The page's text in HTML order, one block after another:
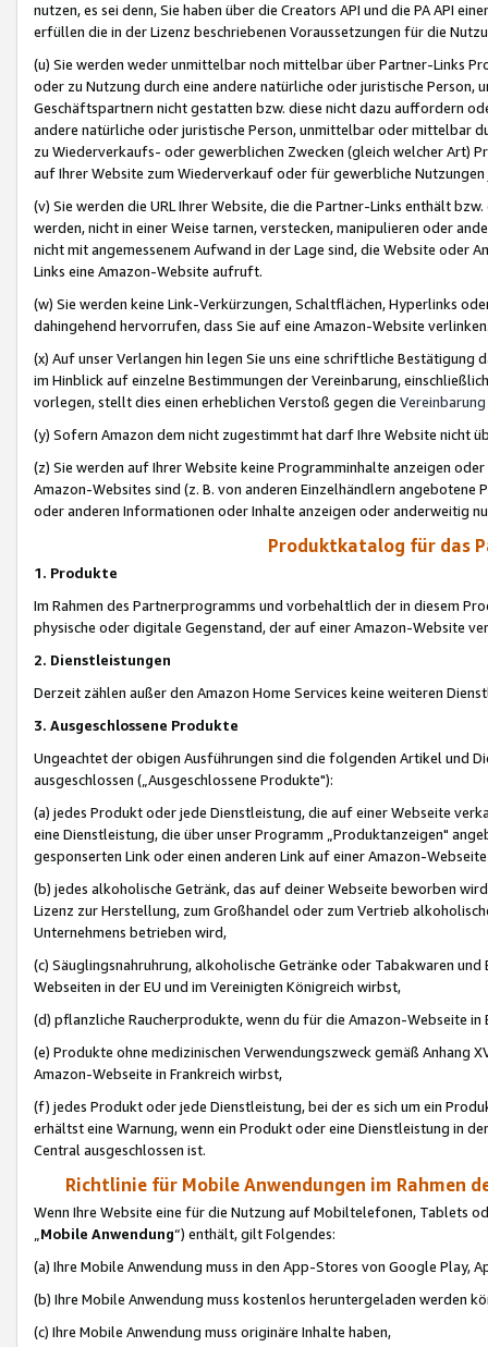
nutzen, es sei denn, Sie haben über die Creators API und die PA API
erfüllen die in der Lizenz beschriebenen Voraussetzungen für die
(u) Sie werden weder unmittelbar noch mittelbar über Partner-Links
oder zu Nutzung durch eine andere natürliche oder juristische
Geschäftspartnern nicht gestatten bzw. diese nicht dazu auffordern
andere natürliche oder juristische Person, unmittelbar oder mittelbar
zu Wiederverkaufs- oder gewerblichen Zwecken (gleich welcher Art)
auf Ihrer Website zum Wiederverkauf oder für gewerbliche
(v) Sie werden die URL Ihrer Website, die die Partner-Links enthält
werden, nicht in einer Weise tarnen, verstecken, manipulieren oder
nicht mit angemessenem Aufwand in der Lage sind, die Website oder
Links eine Amazon-Website aufruft.
(w) Sie werden keine Link-Verkürzungen, Schaltflächen, Hyperlinks
dahingehend hervorrufen, dass Sie auf eine Amazon-Website
(x) Auf unser Verlangen hin legen Sie uns eine schriftliche
im Hinblick auf einzelne Bestimmungen der Vereinbarung,
vorlegen, stellt dies einen erheblichen Verstoß gegen die Vereinbarung
(y) Sofern Amazon dem nicht zugestimmt hat darf Ihre Website nicht
(z) Sie werden auf Ihrer Website keine Programminhalte anzeigen
Amazon-Websites sind (z. B. von anderen Einzelhändlern
oder anderen Informationen oder Inhalte anzeigen oder anderweitig
Produktkatalog für das
1. Produkte
Im Rahmen des Partnerprogramms und vorbehaltlich der in diesem
physische oder digitale Gegenstand, der auf einer Amazon-Website
2. Dienstleistungen
Derzeit zählen außer den Amazon Home Services keine weiteren
3. Ausgeschlossene Produkte
Ungeachtet der obigen Ausführungen sind die folgenden Artikel und
ausgeschlossen („Ausgeschlossene Produkte"):
(a) jedes Produkt oder jede Dienstleistung, die auf einer Webseite
eine Dienstleistung, die über unser Programm „Produktanzeigen"
gesponserten Link oder einen anderen Link auf einer Amazon-
(b) jedes alkoholische Getränk, das auf deiner Webseite beworben
Lizenz zur Herstellung, zum Großhandel oder zum Vertrieb
Unternehmens betrieben wird,
(c) Säuglingsnahruhrung, alkoholische Getränke oder Tabakwaren
Webseiten in der EU und im Vereinigten Königreich wirbst,
(d) pflanzliche Raucherprodukte, wenn du für die Amazon-Webseite in
(e) Produkte ohne medizinischen Verwendungszweck gemäß Anhang
Amazon-Webseite in Frankreich wirbst,
(f) jedes Produkt oder jede Dienstleistung, bei der es sich um ein
erhältst eine Warnung, wenn ein Produkt oder eine Dienstleistung in
Central ausgeschlossen ist.
Richtlinie für Mobile Anwendungen im Rahmen
Wenn Ihre Website eine für die Nutzung auf Mobiltelefonen, Tablets
„Mobile Anwendung“) enthält, gilt Folgendes:
(a) Ihre Mobile Anwendung muss in den App-Stores von Google Play,
(b) Ihre Mobile Anwendung muss kostenlos heruntergeladen werden
(c) Ihre Mobile Anwendung muss originäre Inhalte haben,